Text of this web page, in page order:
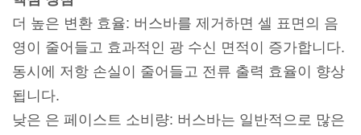
더 높은 변환 효율: 버스바를 제거하면 셀 표면의 음
영이 줄어들고 효과적인 광 수신 면적이 증가합니다.
동시에 저항 손실이 줄어들고 전류 출력 효율이 향상
됩니다.
낮은 은 페이스트 소비량: 버스바는 일반적으로 많은